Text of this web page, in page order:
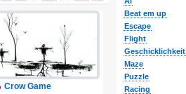
Crow Game
Beat em up
Escape
Flight
Geschicklichkeit
Maze
Puzzle
Racing